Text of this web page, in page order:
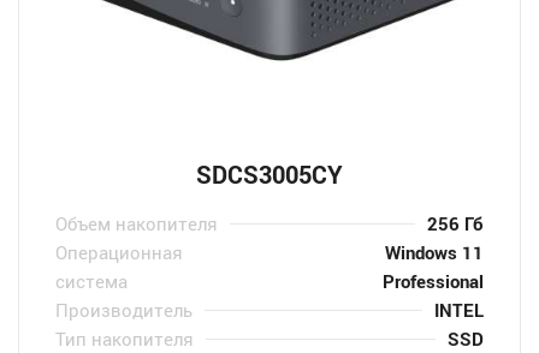
SDСS3005CY
Объем накопителя
256 Гб
Операционная
система
Windows 11
Professional
Производитель
INTEL
Тип накопителя
SSD